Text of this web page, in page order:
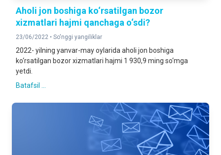
Aholi jon boshiga ko‘rsatilgan bozor
xizmatlari hajmi qanchaga o‘sdi?
23/06/2022 • So'nggi yangiliklar
2022- yilning yanvar-may oylarida aholi jon boshiga
ko‘rsatilgan bozor xizmatlari hajmi 1 930,9 ming so‘mga
yetdi.
Batafsil ...